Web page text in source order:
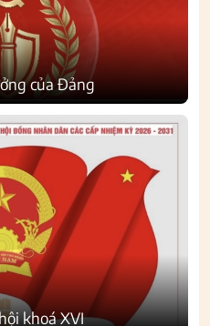
của Đảng
khoá XVI